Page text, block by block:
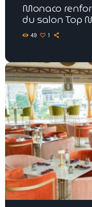
Monaco
du salon Top
49 1